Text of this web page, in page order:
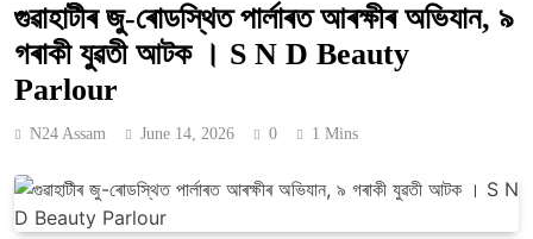
গুৱাহাটীৰ জু-ৰোডস্থিত পাৰ্লাৰত আৰক্ষীৰ অভিযান, ৯
গৰাকী যুৱতী আটক । S N D Beauty
Parlour
N24 Assam June 14, 2026 0 1 Mins